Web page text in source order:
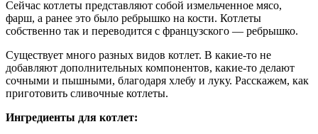
Сейчас котлеты представляют собой измельченное мясо,
фарш, а ранее это было ребрышко на кости. Котлеты
собственно так и переводится с французского — ребрышко.
Существует много разных видов котлет. В какие-то не
добавляют дополнительных компонентов, какие-то делают
сочными и пышными, благодаря хлебу и луку. Расскажем, как
приготовить сливочные котлеты.
Ингредиенты для котлет: